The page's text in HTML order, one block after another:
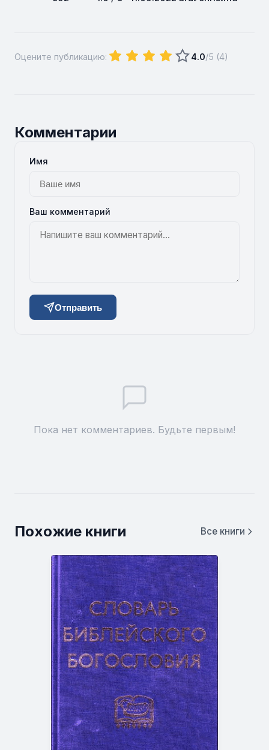
Оцените публикацию: 4.0/5 (4)
Комментарии
Имя
Ваш комментарий
Отправить
Пока нет комментариев. Будьте первым!
Похожие книги Все книги